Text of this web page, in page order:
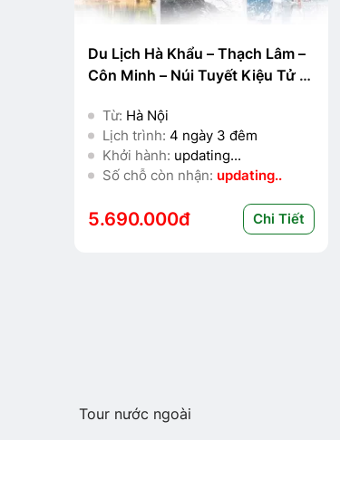
Du Lịch Hà Khẩu – Thạch Lâm –
Côn Minh – Núi Tuyết Kiệu Tử –
Từ: Hà Nội
Lịch trình: 4 ngày 3 đêm
Khởi hành: updating...
Số chỗ còn nhận: updating..
5.690.000đ Chi Tiết
Tour nước ngoài